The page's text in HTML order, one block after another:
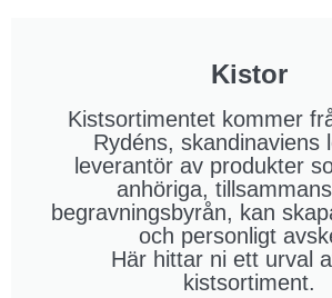
Kistor
Kistsortimentet kommer
Rydéns, skandinaviens
leverantör av produkter
anhöriga,
begravningsbyrån, kan
och personligt
Här hittar ni ett urval
kistsortiment.